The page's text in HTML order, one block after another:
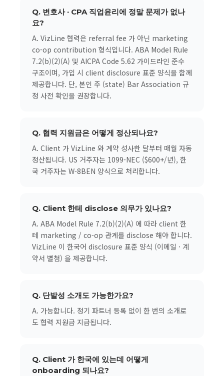
Q. 변호사 · CPA 직업윤리에 정말 문제가 없나
요?
A. VizLine 협력은 referral fee 가 아닌 marketing
co-op contribution 형식입니다. ABA Model Rule
7.2(b)(2)(A) 및 AICPA Code 5.62 가이드라인 준수
구조이며, 가입 시 client disclosure 표준 양식을 함께
제공합니다. 단, 본인 주 (state) Bar Association 규
정 사전 확인을 권장합니다.
Q. 협력 지원금은 어떻게 정산되나요?
A. Client 가 VizLine 와 계약 성사한 달부터 매월 자동
정산됩니다. US 거주자는 1099-NEC ($600+/년), 한
국 거주자는 W-8BEN 양식으로 처리합니다.
Q. Client 한테 disclose 의무가 있나요?
A. ABA Model Rule 7.2(b)(2)(A) 에 따라 client 한
테 marketing / co-op 관계를 disclose 해야 합니다.
VizLine 이 한국어 disclosure 표준 양식 (이메일 · 계
약서 별첨) 을 제공합니다.
Q. 단발성 소개도 가능한가요?
A. 가능합니다. 정기 파트너 등록 없이 한 번의 소개로
도 협력 지원금 지급됩니다.
Q. Client 가 한국에 있는데 어떻게
onboarding 되나요?